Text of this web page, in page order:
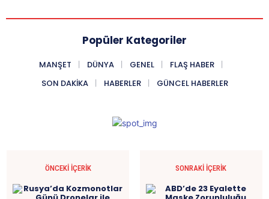
Popüler Kategoriler
MANŞET DÜNYA GENEL
FLAŞ HABER
SON DAKIKA
HABERLER GÜNCEL HABERLER
ÖNCEKI İÇERIK SONRAKI İÇERIK